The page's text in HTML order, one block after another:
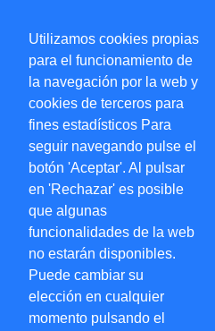
Utilizamos cookies propias
para el funcionamiento de
la navegación por la web y
cookies de terceros para
fines estadísticos Para
seguir navegando pulse el
botón 'Aceptar'. Al pulsar
en 'Rechazar' es posible
que algunas
funcionalidades de la web
no estarán disponibles.
Puede cambiar su
elección en cualquier
momento pulsando el